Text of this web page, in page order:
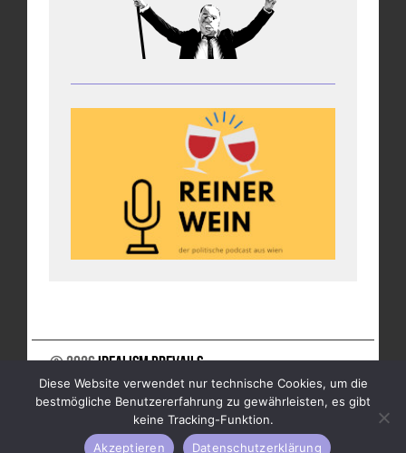
© 2026Idealism Prevails
UNTERSTÜTZE UNS
NEWSLETTER
IMPRESSUM
Diese Website verwendet nur technische Cookies, um die
bestmögliche Benutzererfahrung zu gewährleisten, es gibt
keine Tracking-Funktion.
Akzeptieren
Datenschutzerklärung